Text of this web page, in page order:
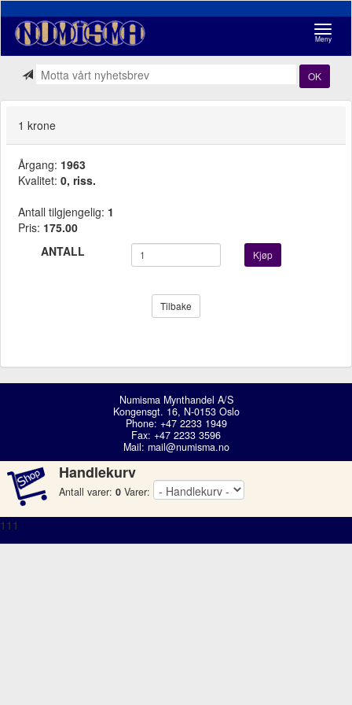
Meny
OK
1 krone
Årgang: 1963
Kvalitet: 0, riss.
Antall tilgjengelig: 1
Pris: 175.00
ANTALL
Kjøp
Tilbake
Numisma Mynthandel A/S
Kongensgt. 16, N-0153 Oslo
Phone: +47 2233 1949
Fax: +47 2233 3596
Mail: mail@numisma.no
Handlekurv
Antall varer: 0 Varer:
111